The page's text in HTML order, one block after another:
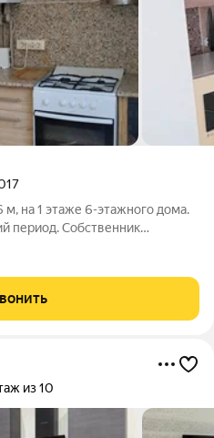
на 1 этаже 6-этажного дома.
период. Собственник
со свежим ремонтом.
отдельные пространства при
из 10